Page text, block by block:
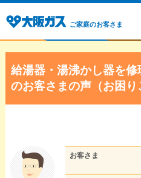
ご家庭のお客さま
給湯器・湯沸かし器を
のお客さまの声（お困り
お客さま